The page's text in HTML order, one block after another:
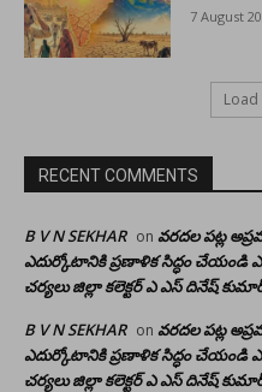
7 August
RECENT COMMENTS
B V N SEKHAR on వరదల పట్ల
ఎదుర్కోటానికి ప్రణాళిక సిద్ధం చేయండి
చర్యలు జిల్లా కలెక్టర్ ఎ ఎస్ దినేష్
B V N SEKHAR on వరదల పట్ల
ఎదుర్కోటానికి ప్రణాళిక సిద్ధం చేయండి
చర్యలు జిల్లా కలెక్టర్ ఎ ఎస్ దినేష్